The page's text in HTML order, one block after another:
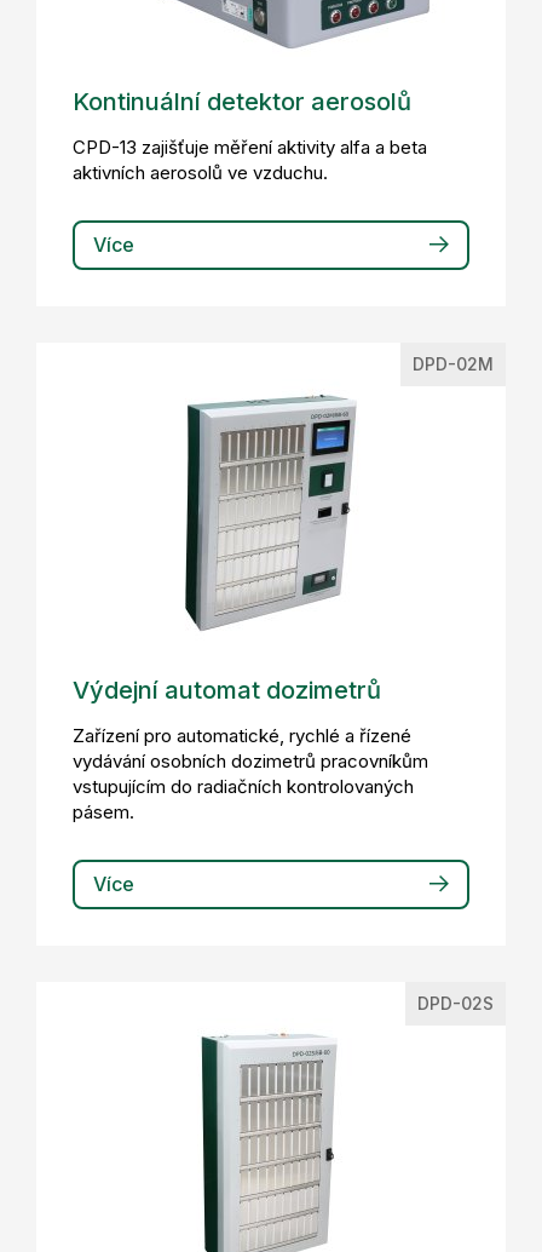
Kontinuální detektor aerosolů
CPD-13 zajišťuje měření aktivity alfa a beta
aktivních aerosolů ve vzduchu.
Více
DPD-02M
Výdejní automat dozimetrů
Zařízení pro automatické, rychlé a řízené
vydávání osobních dozimetrů pracovníkům
vstupujícím do radiačních kontrolovaných
pásem.
Více
DPD-02S